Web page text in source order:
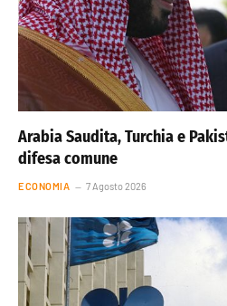
Arabia Saudita, Turchia e
difesa comune
ECONOMIA 7 Agosto 2026